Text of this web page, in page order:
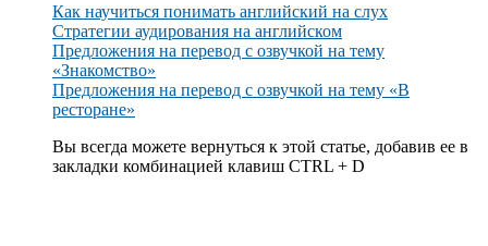
Как научиться понимать английский на слух
Стратегии аудирования на английском
Предложения на перевод с озвучкой на тему
«Знакомство»
Предложения на перевод с озвучкой на тему «В
ресторане»
Вы всегда можете вернуться к этой статье, добавив ее в
закладки комбинацией клавиш CTRL + D